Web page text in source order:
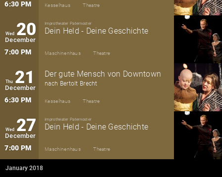
6:30 PM Kesselhaus Theatre
Wed 20
December
7:00 PM
Improtheater Paternoster
Dein Held - Deine Geschichte
Maschinenhaus Theatre
Thu 21
December
6:30 PM
Der gute Mensch von Downtown
nach Bertolt Brecht
Kesselhaus Theatre
Wed 27
December
7:00 PM
Improtheater Paternoster
Dein Held - Deine Geschichte
Maschinenhaus Theatre
January 2018